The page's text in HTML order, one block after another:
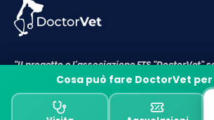
"Il progetto e l'associazione ETS "DoctorVet"
cura e al benessere degli animali"
P.IVA e C.F ASSOCIAZIONE DOCTORVET:
Designed & Developed by DoctorVet
Cosa può fare DoctorVet